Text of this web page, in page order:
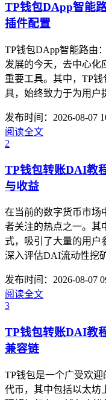
TP钱包DApp智能
插件配置
TP钱包DApp智能路由
发展的今天，去中心化
重要工具。其中，TP
具，始终致力于为用户
发布时间：2026-08-07
阅读全文
2
TP钱包转账DAI教
与收益
在当前的数字货币市场
者关注的热点之一。其
式，吸引了大量的用户
深入评估DAI流动性挖
发布时间：2026-08-07
阅读全文
3
TP钱包转账DAI教
兼容链
TP钱包是一个广受欢
代币，其中包括以太坊